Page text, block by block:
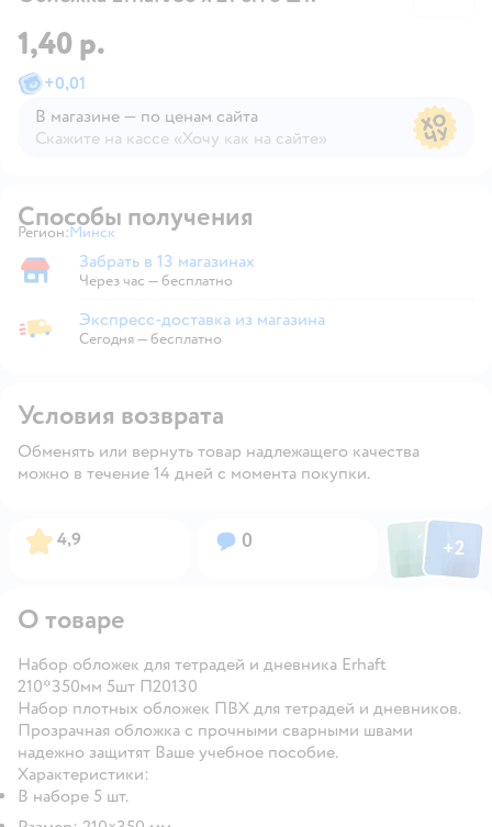
1,40 р.
+0,01
В магазине — по ценам сайта
Скажите на кассе «Хочу как на сайте»
Способы получения
Регион: Выбор адреса доставки.
Минск
Забрать в магазине
Забрать в 13 магазинах
Через час — бесплатно
Экспресс-доставка из магазина
Экспресс-доставка из магазина
Сегодня—бесплатно
Условия возврата
Обменять или вернуть товар надлежащего качества
можно в течение 14 дней с момента покупки.
Рейтинг:
4,9 Вопросов:
0 ФотоФото
+2
О товаре
Набор обложек для тетрадей и дневника Erhaft
210*350мм 5шт П20130
Набор плотных обложек ПВХ для тетрадей и дневников.
Прозрачная обложка с прочными сварными швами
надежно защитят Ваше учебное пособие.
Характеристики:
В наборе 5 шт.